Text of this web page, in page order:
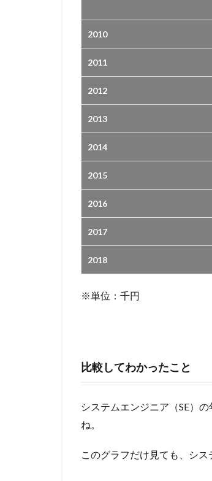
2010
2011
2012
2013
2014
2015
2016
2017
2018
※単位：千円
比較してわかったこと
システムエンジニア（SE）の
ね。
このグラフだけ見ても、シス